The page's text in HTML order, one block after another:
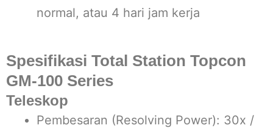
normal, atau 4 hari jam kerja
Spesifikasi Total Station Topcon
GM-100 Series
Teleskop
Pembesaran (Resolving Power): 30x /